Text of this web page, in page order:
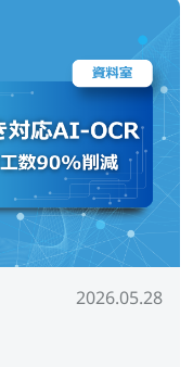
2026.05.28